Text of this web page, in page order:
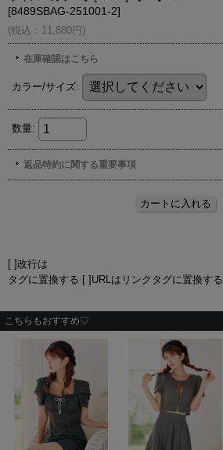
[ ]改行は
タグに置換する [ ]URLはリンクタグに置換する
こちらもおすすめ♡